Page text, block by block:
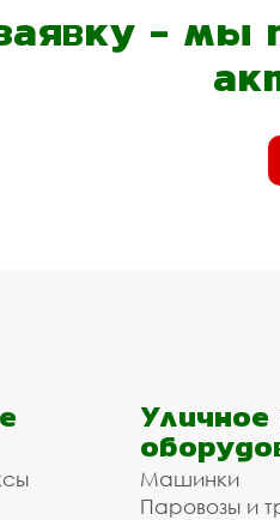
- мы
Уличное
Машинки
Паровозы и